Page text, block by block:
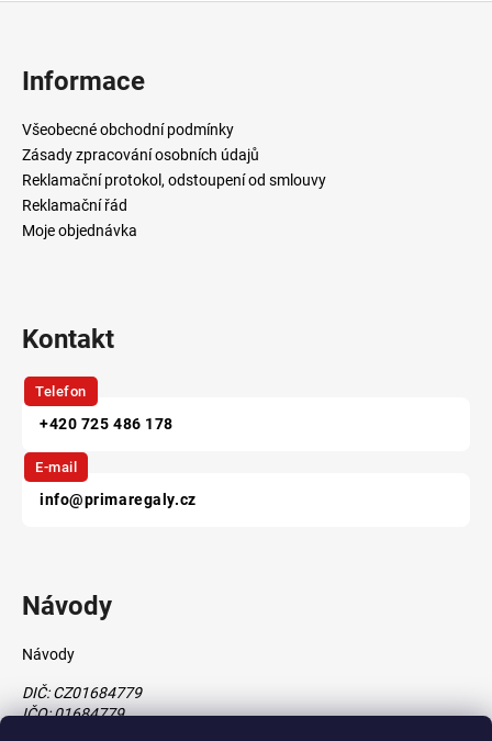
Informace
Všeobecné obchodní podmínky
Zásady zpracování osobních údajů
Reklamační protokol, odstoupení od smlouvy
Reklamační řád
Moje objednávka
Kontakt
Telefon
+420 725 486 178
E-mail
info@primaregaly.cz
Návody
Návody
DIČ: CZ01684779
IČO: 01684779